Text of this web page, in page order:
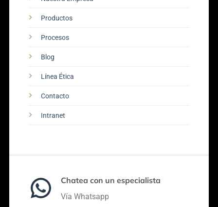
Productos
Procesos
Blog
Línea Ética
Contacto
Intranet
Chatea con un especialista
Vía Whatsapp